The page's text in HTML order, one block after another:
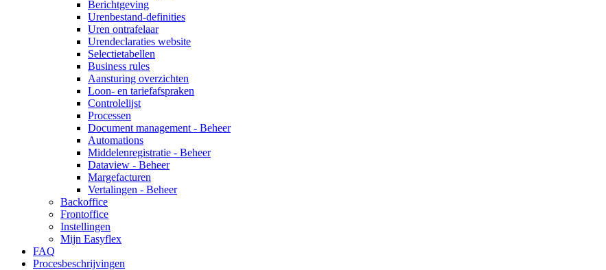
Berichtgeving
Urenbestand-definities
Uren ontrafelaar
Urendeclaraties website
Selectietabellen
Business rules
Aansturing overzichten
Loon- en tariefafspraken
Controlelijst
Processen
Document management - Beheer
Automations
Middelenregistratie - Beheer
Dataview - Beheer
Margefacturen
Vertalingen - Beheer
Backoffice
Frontoffice
Instellingen
Mijn Easyflex
FAQ
Procesbeschrijvingen